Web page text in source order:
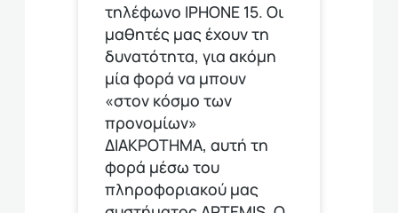
τηλέφωνο ΙΡΗΟΝΕ 15. Οι
μαθητές μας έχουν τη
δυνατότητα, για ακόμη
μία φορά να μπουν
«στον κόσμο των
προνομίων»
ΔΙΑΚΡΟΤΗΜΑ, αυτή τη
φορά μέσω του
πληροφοριακού μας